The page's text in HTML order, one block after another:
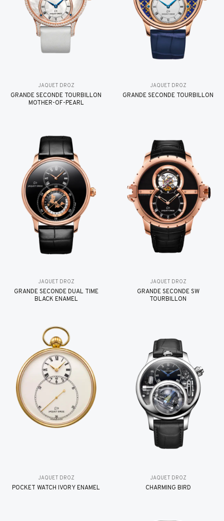
JAQUET DROZ
GRANDE SECONDE TOURBILLON
MOTHER-OF-PEARL
JAQUET DROZ
GRANDE SECONDE TOURBILLON
JAQUET DROZ
GRANDE SECONDE DUAL TIME
BLACK ENAMEL
JAQUET DROZ
GRANDE SECONDE SW
TOURBILLON
JAQUET DROZ
POCKET WATCH IVORY ENAMEL
JAQUET DROZ
CHARMING BIRD